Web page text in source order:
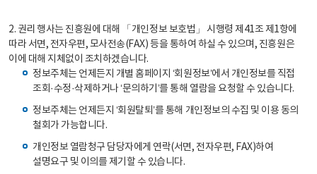
2. 권리 행사는 진흥원에 대해 「개인정보 보호법」 시행령 제41조 제1항에
따라 서면, 전자우편, 모사전송(FAX) 등을 통하여 하실 수 있으며, 진흥원은
이에 대해 지체없이 조치하겠습니다.
정보주체는 언제든지 개별 홈페이지 ‘회원정보’에서 개인정보를 직접
조회·수정·삭제하거나 ‘문의하기’를 통해 열람을 요청할 수 있습니다.
정보주체는 언제든지 ‘회원탈퇴’를 통해 개인정보의 수집 및 이용 동의
철회가 가능합니다.
개인정보 열람청구 담당자에게 연락(서면, 전자우편, FAX)하여
설명요구 및 이의를 제기할 수 있습니다.